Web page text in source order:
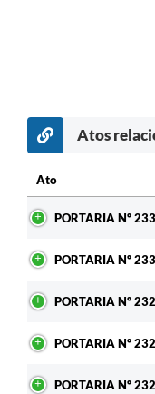
Atos
Ato
PORTARIA Nº
PORTARIA Nº
PORTARIA Nº
PORTARIA Nº
PORTARIA Nº